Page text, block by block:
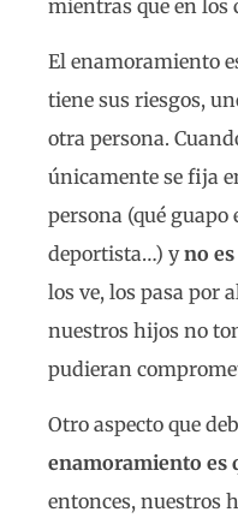
mientras que en los
El enamoramiento
tiene sus riesgos,
otra persona.
únicamente se fija
persona (qué guapo
deportista…) yno
los ve, los pasa por
nuestros hijos no
pudieran
Otro aspecto que
enamoramiento es
entonces, nuestros